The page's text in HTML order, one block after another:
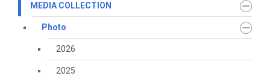
MEDIA COLLECTION
Photo
2026
2025